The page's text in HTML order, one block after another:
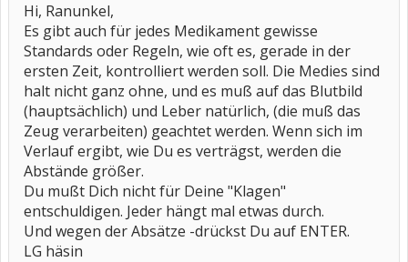
Hi, Ranunkel,
Es gibt auch für jedes Medikament gewisse
Standards oder Regeln, wie oft es, gerade in der
ersten Zeit, kontrolliert werden soll. Die Medies sind
halt nicht ganz ohne, und es muß auf das Blutbild
(hauptsächlich) und Leber natürlich, (die muß das
Zeug verarbeiten) geachtet werden. Wenn sich im
Verlauf ergibt, wie Du es verträgst, werden die
Abstände größer.
Du mußt Dich nicht für Deine "Klagen"
entschuldigen. Jeder hängt mal etwas durch.
Und wegen der Absätze -drückst Du auf ENTER.
LG häsin